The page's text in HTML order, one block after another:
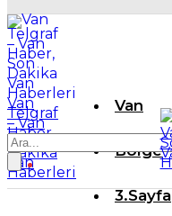
Van
Telgraf
– Van
Haber,
Son
Dakika
Van
Haberleri
Van
Bölge
3.Sayfa